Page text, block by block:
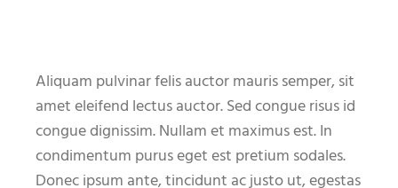
Aliquam pulvinar felis auctor mauris semper, sit
amet eleifend lectus auctor. Sed congue risus id
congue dignissim. Nullam et maximus est. In
condimentum purus eget est pretium sodales.
Donec ipsum ante, tincidunt ac justo ut, egestas